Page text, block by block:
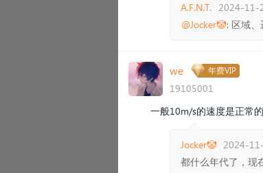
A.F.N.T. 2024-11-
@Jocker🤡: 区域
we 年费VIP
19105001
一般10m/s的速度是正常
Jocker🤡 2024-
都什么年代了，现